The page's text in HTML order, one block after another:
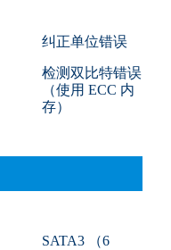
纠正单位错误
检测双比特错误
（使用 ECC 内
存）
SATA3 （6